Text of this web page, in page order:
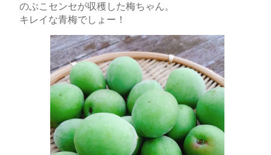
のぶこセンセが収穫した梅ちゃん。
キレイな青梅でしょー！